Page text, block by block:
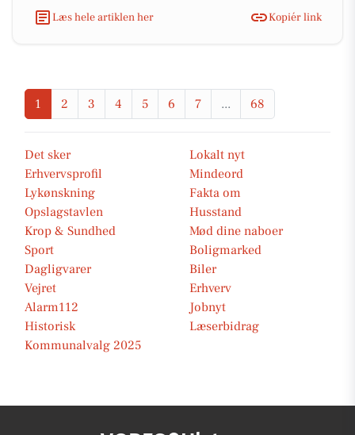
Læs hele artiklen her
Kopiér link
1 2 3 4 5 6 7 ... 68
Det sker
Lokalt nyt
Erhvervsprofil
Mindeord
Lykønskning
Fakta om
Opslagstavlen
Husstand
Krop & Sundhed
Mød dine naboer
Sport
Boligmarked
Dagligvarer
Biler
Vejret
Erhverv
Alarm112
Jobnyt
Historisk
Læserbidrag
Kommunalvalg 2025